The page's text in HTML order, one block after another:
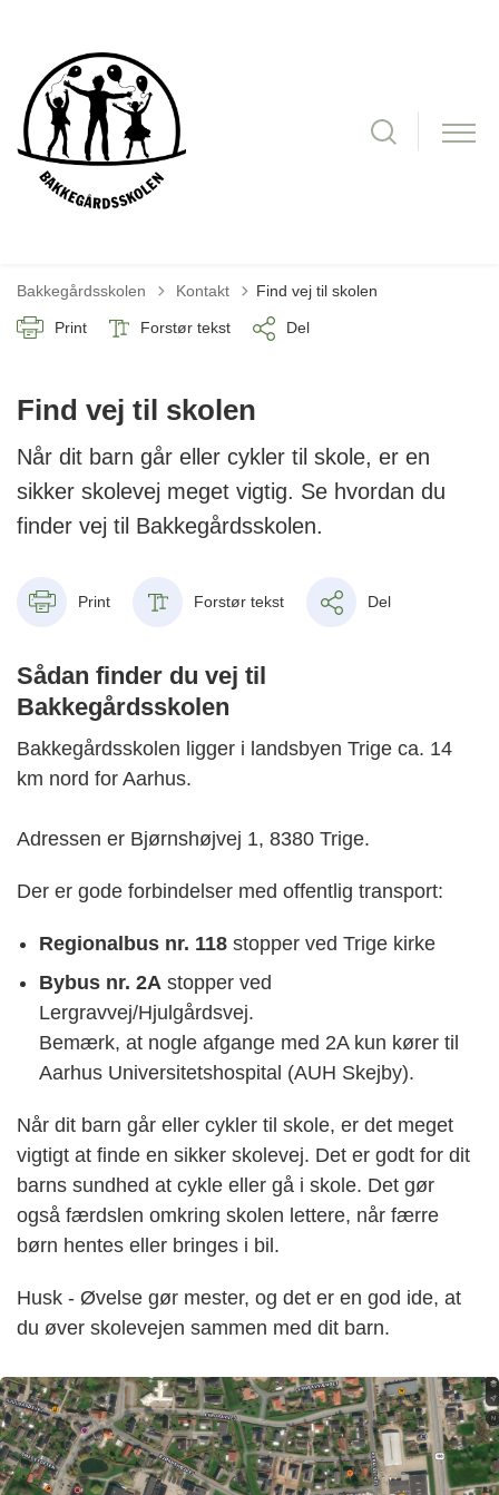
Bakkegårdsskolen Tilbage til
Kontakt Find vej til skolen
Print Forstør tekst Del
Find vej til skolen
Når dit barn går eller cykler til skole, er en
sikker skolevej meget vigtig. Se hvordan du
finder vej til Bakkegårdsskolen.
Print Forstør tekst Del
Sådan finder du vej til
Bakkegårdsskolen
Bakkegårdsskolen ligger i landsbyen Trige ca. 14
km nord for Aarhus.
Adressen er Bjørnshøjvej 1, 8380 Trige.
Der er gode forbindelser med offentlig transport:
Regionalbus nr. 118 stopper ved Trige kirke
Bybus nr. 2A stopper ved
Lergravvej/Hjulgårdsvej.
Bemærk, at nogle afgange med 2A kun kører til
Aarhus Universitetshospital (AUH Skejby).
Når dit barn går eller cykler til skole, er det meget
vigtigt at finde en sikker skolevej. Det er godt for dit
barns sundhed at cykle eller gå i skole. Det gør
også færdslen omkring skolen lettere, når færre
børn hentes eller bringes i bil.
Husk - Øvelse gør mester, og det er en god ide, at
du øver skolevejen sammen med dit barn.